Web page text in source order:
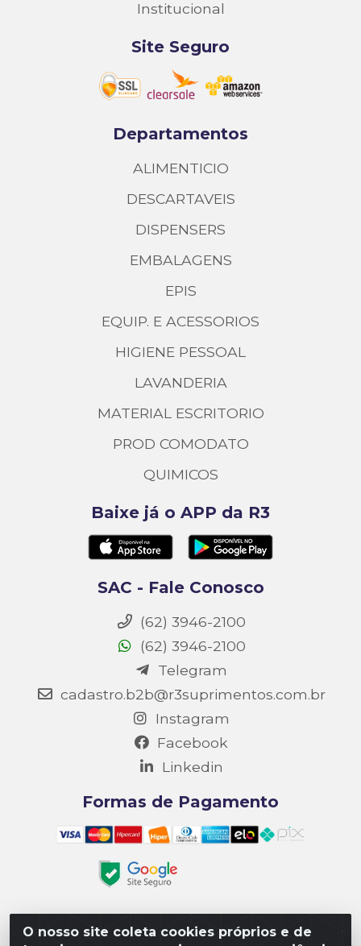
O nosso site coleta cookies próprios e de
Institucional
Site Seguro
Departamentos
ALIMENTICIO
DESCARTAVEIS
DISPENSERS
EMBALAGENS
EPIS
EQUIP. E ACESSORIOS
HIGIENE PESSOAL
LAVANDERIA
MATERIAL ESCRITORIO
PROD COMODATO
QUIMICOS
Baixe já o APP da R3
SAC - Fale Conosco
(62) 3946-2100
(62) 3946-2100
Telegram
cadastro.b2b@r3suprimentos.com.br
Instagram
Facebook
Linkedin
Formas de Pagamento
Matriz R3 Suprimentos - Rua 14, Polo Empresarial Goiás